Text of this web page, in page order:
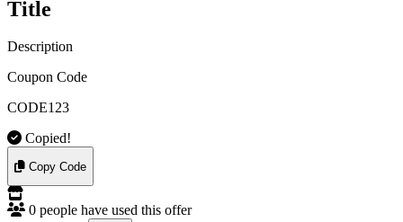
Title
Description
Coupon Code
CODE123
Copied!
Copy Code
0 people have used this offer